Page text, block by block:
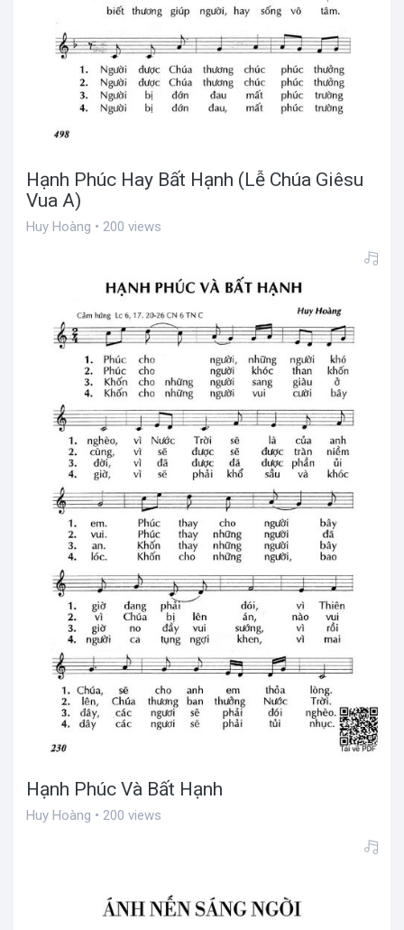
Hạnh Phúc Hay Bất Hạnh (Lễ Chúa Giêsu
Vua A)
Huy Hoàng • 200 views
Hạnh Phúc Và Bất Hạnh
Huy Hoàng • 200 views